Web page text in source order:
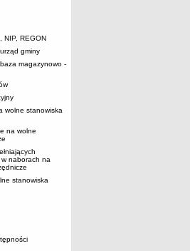
NIP, REGON
gminy
magazynowo -
wolne stanowiska
na wolne
naborach na
stanowiska